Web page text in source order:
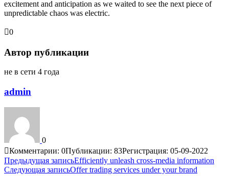
excitement and anticipation as we waited to see the next piece of
unpredictable chaos was electric.
0
Автор публикации
не в сети 4 года
admin
0
Комментарии: 0Публикации: 83Регистрация: 05-09-2022
Навигация
Предыдущая записьEfficiently unleash cross-media information
Следующая записьOffer trading services under your brand